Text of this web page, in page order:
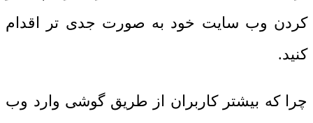
کردن وب سایت خود به صورت جدی تر اقدام
کنید.
چرا که بیشتر کاربران از طریق گوشی وارد وب